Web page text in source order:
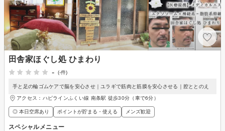
田舎家ほぐし処 ひまわり
-
(-件)
手と足の輪ゴムケアで脳を安心させ｜ユラギで筋肉と筋膜を安心させる｜腔ととのえ
アクセス：ハピラインふくい線 南条駅 徒歩30分（車で6分）
◎ 本日空席あり ポイントが貯まる・使える メンズ歓迎
スペシャルメニュー